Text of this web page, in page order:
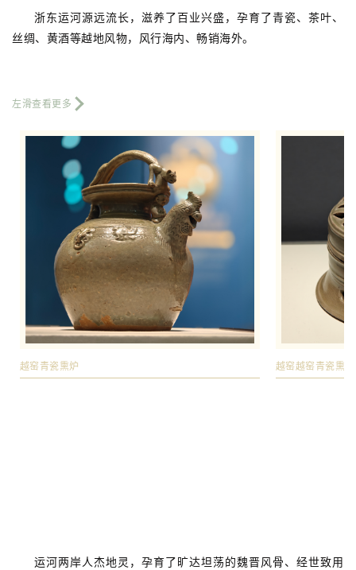
浙东运河源远流长，滋养了百业兴盛，孕育了青瓷、茶叶、
丝绸、黄酒等越地风物，风行海内、畅销海外。
左滑查看更多
越窑青瓷熏炉 越窑越窑青瓷熏炉
运河两岸人杰地灵，孕育了旷达坦荡的魏晋风骨、经世致用